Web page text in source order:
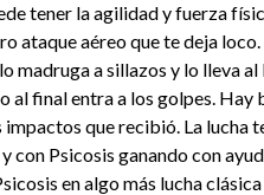
tener la agilidad y fuerza
ataque aéreo que te deja
madruga a sillazos y lo lleva
final entra a los golpes. Hay
que recibió. La lucha
Psicosis ganando con
en algo más lucha